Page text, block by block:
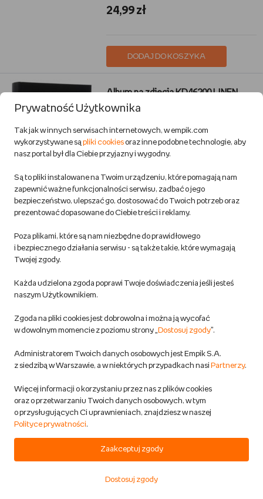
24,99 zł
DODAJ DO KOSZYKA
Album na zdjęcia KD46200 LINEN
czarny 10x15/200 zdjęć
Dom i ogród
Przewidywana wysyłka:
5
45,99 zł
DODAJ DO KOSZYKA
SZKOLNE RABATY
Empik Home
Dom i ogród
w 1 dzień rob.
Dostawa za darmo
19,99 zł
DODAJ DO KOSZYKA
Prywatność Użytkownika
Tak jak w innych serwisach internetowych, w empik.com
wykorzystywane sąpliki cookiesoraz inne podobne technologie, aby
nasz portal był dla Ciebie przyjazny i wygodny.
Są to pliki instalowane na Twoim urządzeniu, które pomagają nam
zapewnić ważne funkcjonalności serwisu, zadbać o jego
bezpieczeństwo, ulepszać go, dostosować do Twoich potrzeb oraz
prezentować dopasowane do Ciebie treści i reklamy.
Poza plikami, które są nam niezbędne do prawidłowego
i bezpiecznego działania serwisu - są także takie, które wymagają
Twojej zgody.
Każda udzielona zgoda poprawi Twoje doświadczenia jeśli jesteś
naszym Użytkownikiem.
Zgoda na pliki cookies jest dobrowolna i można ją wycofać
w dowolnym momencie z poziomu strony „ Dostosuj zgody”.
Administratorem Twoich danych osobowych jest Empik S.A.
z siedzibą w Warszawie, a w niektórych przypadkach nasi Partnerzy.
Więcej informacji o korzystaniu przez nas z plików cookies
oraz o przetwarzaniu Twoich danych osobowych, w tym
o przysługujących Ci uprawnieniach, znajdziesz w naszej
Polityce prywatności.
Zaakceptuj zgody
Dostosuj zgody